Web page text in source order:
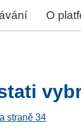
O
straně 34